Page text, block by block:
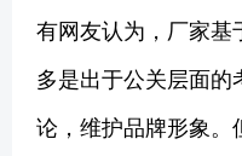
有网友认为，厂家基
多是出于公关层面
论，维护品牌形象